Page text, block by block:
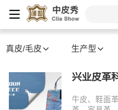
真皮/毛皮 生产型
兴业皮革
牛皮、鞋面